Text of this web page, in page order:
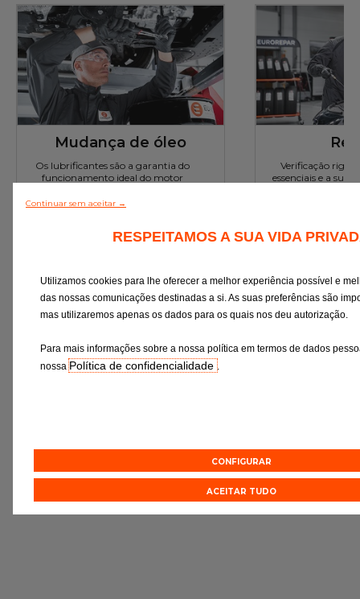
Mudança de óleo
Os lubrificantes são a garantia do
funcionamento ideal do motor
Efetuar uma marcação online
Verificação
essenciais e a
Continuar sem aceitar →
RESPEITAMOS A SUA VIDA
Utilizamos cookies para lhe oferecer a melhor experiência possível e
das nossas comunicações destinadas a si. As suas preferências são
mas utilizaremos apenas os dados para os quais nos deu autorização.
Para mais informações sobre a nossa política em termos de dados
nossaPolítica de confidencialidade .
CONFIGURAR
ACEITAR TUDO